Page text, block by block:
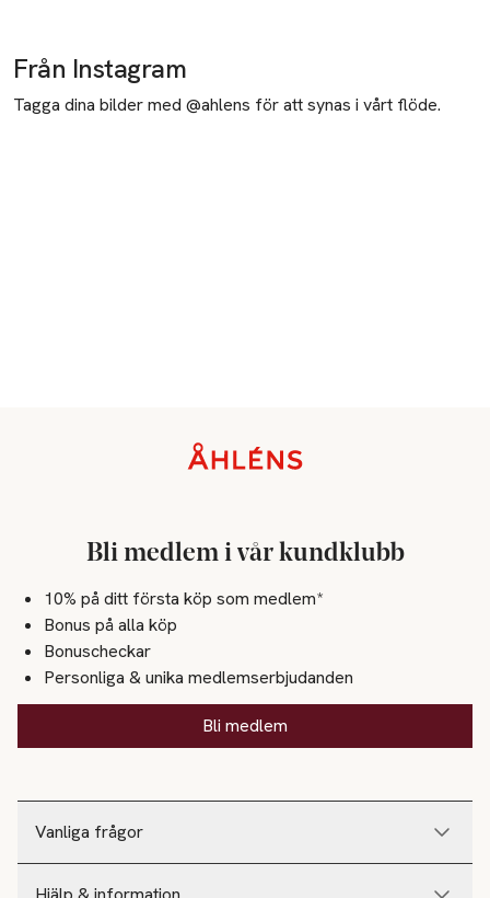
Från Instagram
Tagga dina bilder med @ahlens för att synas i vårt flöde.
Vanliga frågor
Bli medlem i vår kundklubb
10% på ditt första köp som medlem*
Bonus på alla köp
Bonuscheckar
Personliga & unika medlemserbjudanden
Bli medlem